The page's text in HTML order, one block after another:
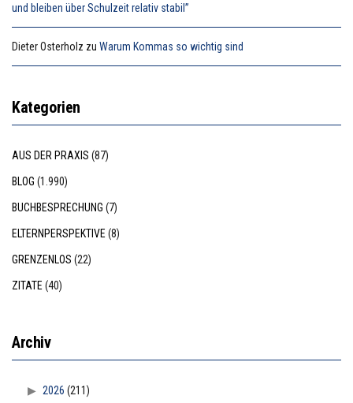
und bleiben über Schulzeit relativ stabil”
Dieter Osterholz zu Warum Kommas so wichtig sind
Kategorien
AUS DER PRAXIS (87)
BLOG (1.990)
BUCHBESPRECHUNG (7)
ELTERNPERSPEKTIVE (8)
GRENZENLOS (22)
ZITATE (40)
Archiv
2026 (211)